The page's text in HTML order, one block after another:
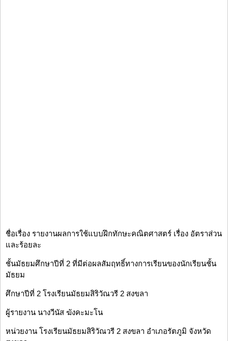
ชื่อเรื่อง รายงานผลการใช้แบบฝึกทักษะคณิตศาสตร์ เรื่อง อัตราส่วน
และร้อยละ
ชั้นมัธยมศึกษาปีที่ 2 ที่มีต่อผลสัมฤทธิ์ทางการเรียนของนักเรียนชั้น
มัธยม
ศึกษาปีที่ 2 โรงเรียนมัธยมสิริวัณวรี 2 สงขลา
ผู้รายงาน นางวีนัส ฆังคะมะโน
หน่วยงาน โรงเรียนมัธยมสิริวัณวรี 2 สงขลา อำเภอรัตภูมิ จังหวัด